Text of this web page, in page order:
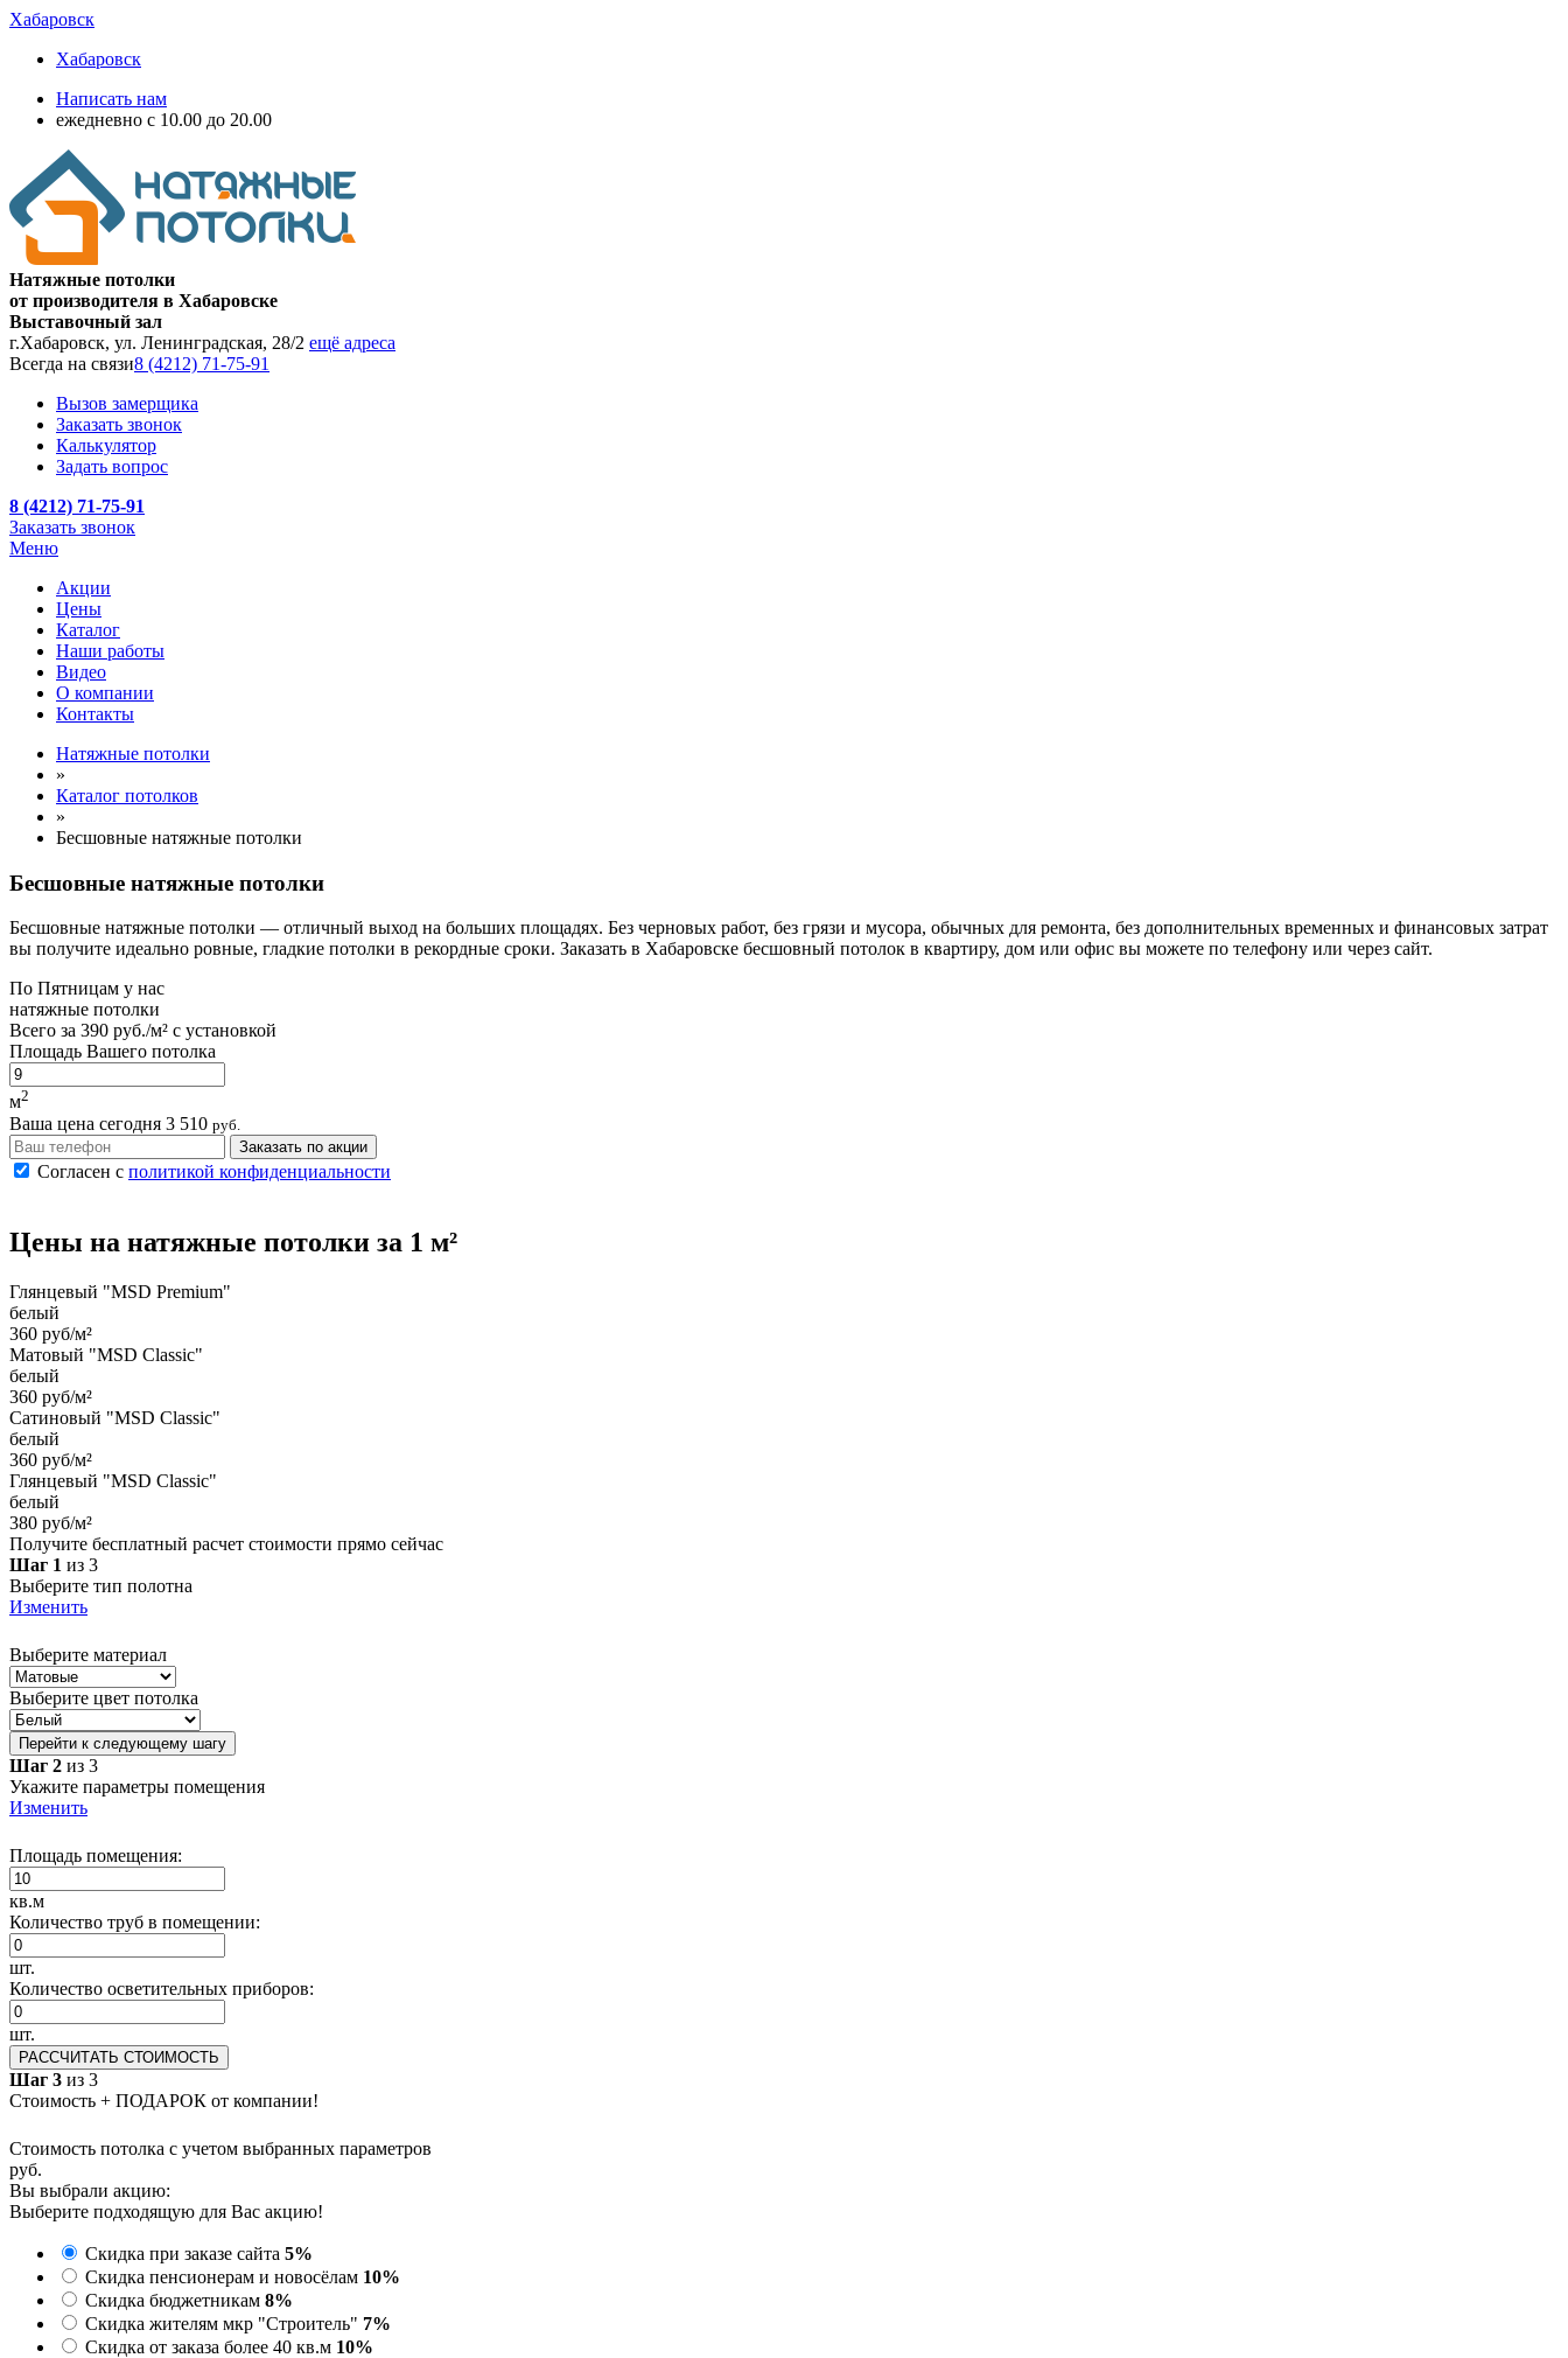
Хабаровск
Хабаровск
Написать нам
ежедневно с 10.00 до 20.00
Натяжные потолки
от производителя в Хабаровске
Выставочный зал
г.Хабаровск, ул. Ленинградская, 28/2 ещё адреса
Всегда на связи8 (4212) 71-75-91
Вызов замерщика
Заказать звонок
Калькулятор
Задать вопрос
8 (4212) 71-75-91
Заказать звонок
Меню
Акции
Цены
Каталог
Наши работы
Видео
О компании
Контакты
Натяжные потолки
»
Каталог потолков
»
Бесшовные натяжные потолки
Бесшовные натяжные потолки
Бесшовные натяжные потолки — отличный выход на больших площадях. Без черновых работ, без грязи и мусора, обычных для ремонта, без дополнительных временных и финансовых затрат
вы получите идеально ровные, гладкие потолки в рекордные сроки. Заказать в Хабаровске бесшовный потолок в квартиру, дом или офис вы можете по телефону или через сайт.
По Пятницам у нас
натяжные потолки
Всего за 390 руб./м² с установкой
Площадь Вашего потолка
м2
Ваша цена сегодня 3 510 руб.
Заказать по акции
Согласен с политикой конфиденциальности
Цены на натяжные потолки за 1 м²
Глянцевый "MSD Premium"
белый
360 руб/м²
Матовый "MSD Classic"
белый
360 руб/м²
Сатиновый "MSD Classic"
белый
360 руб/м²
Глянцевый "MSD Classic"
белый
380 руб/м²
Получите бесплатный расчет стоимости прямо сейчас
Шаг 1 из 3
Выберите тип полотна
Изменить
Выберите материал
Выберите цвет потолка
Перейти к следующему шагу
Шаг 2 из 3
Укажите параметры помещения
Изменить
Площадь помещения:
кв.м
Количество труб в помещении:
шт.
Количество осветительных приборов:
шт.
РАССЧИТАТЬ СТОИМОСТЬ
Шаг 3 из 3
Стоимость + ПОДАРОК от компании!
Стоимость потолка с учетом выбранных параметров
руб.
Вы выбрали акцию:
Выберите подходящую для Вас акцию!
Скидка при заказе сайта 5%
Скидка пенсионерам и новосёлам 10%
Скидка бюджетникам 8%
Скидка жителям мкр "Строитель" 7%
Скидка от заказа более 40 кв.м 10%